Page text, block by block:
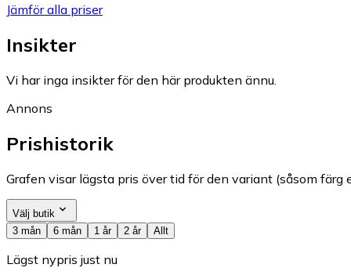
Jämför alla priser
Insikter
Vi har inga insikter för den här produkten ännu.
Annons
Prishistorik
Grafen visar lägsta pris över tid för den variant (såsom
Välj butik
3 mån
6 mån 1 år 2 år Allt
Lägst nypris just nu